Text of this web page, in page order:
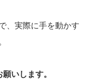
、実際に手を動かす
いします。